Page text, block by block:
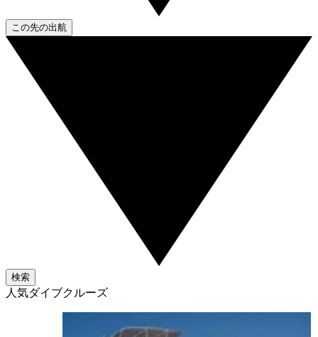
この先の出航
検索
人気ダイブクルーズ